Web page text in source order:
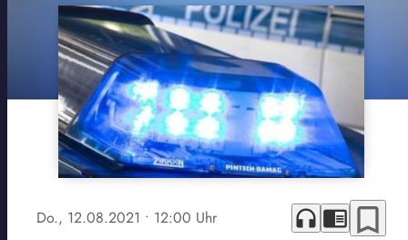
Do., 12.08.2021 • 12:00 Uhr headphones chrome_reader_mode bookmark_border